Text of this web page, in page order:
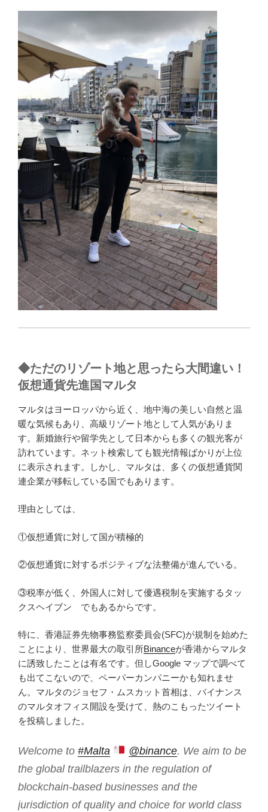
◆ただのリゾート地と思ったら大間違い！
仮想通貨先進国マルタ
マルタはヨーロッパから近く、地中海の美しい自然と温
暖な気候もあり、高級リゾート地として人気がありま
す。新婚旅行や留学先として日本からも多くの観光客が
訪れています。ネット検索しても観光情報ばかりが上位
に表示されます。しかし、マルタは、多くの仮想通貨関
連企業が移転している国でもあります。
理由としては、
①仮想通貨に対して国が積極的
②仮想通貨に対するポジティブな法整備が進んでいる。
③税率が低く、外国人に対して優遇税制を実施するタッ
クスヘイブン でもあるからです。
特に、香港証券先物事務監察委員会(SFC)が規制を始めた
ことにより、世界最大の取引所Binanceが香港からマルタ
に誘致したことは有名です。但しGoogle マップで調べて
も出てこないので、ペーパーカンパニーかも知れませ
ん。マルタのジョセフ・ムスカット首相は、バイナンス
のマルタオフィス開設を受けて、熱のこもったツイート
を投稿しました。
Welcome to #Malta @binance. We aim to be
the global trailblazers in the regulation of
blockchain-based businesses and the
jurisdiction of quality and choice for world class